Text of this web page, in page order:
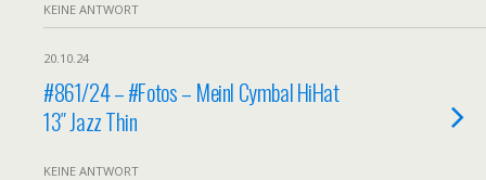
KEINE ANTWORT
20.10.24
#861/24 – #Fotos – Meinl Cymbal HiHat
13″ Jazz Thin
KEINE ANTWORT